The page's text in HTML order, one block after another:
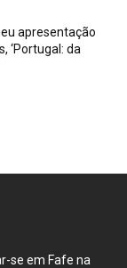
apresentação
‘Portugal: da
se em Fafe na